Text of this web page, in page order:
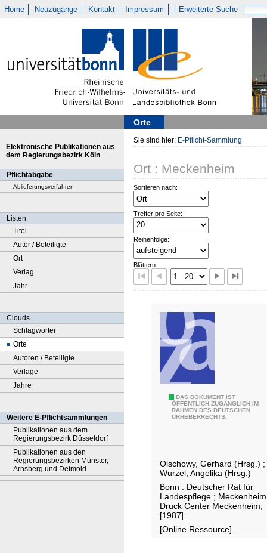
Home Neuzugänge Kontakt Impressum Erweiterte Suche
Orte
Elektronische Publikationen aus
dem Regierungsbezirk Köln
Pflichtabgabe
Ablieferungsverfahren
Listen
Titel
Autor / Beteiligte
Ort
Verlag
Jahr
Clouds
Schlagwörter
Orte
Autoren / Beteiligte
Verlage
Jahre
Weitere E-Pflichtsammlungen
Publikationen aus dem
Regierungsbezirk Düsseldorf
Publikationen aus den
Regierungsbezirken Münster,
Arnsberg und Detmold
Sie sind hier: E-Pflicht-Sammlung
Ort : Meckenheim
Sortieren nach:
Treffer pro Seite:
Reihenfolge:
Blättern:
DAS DOKUMENT IST
ÖFFENTLICH ZUGÄNGLICH IM
RAHMEN DES DEUTSCHEN
URHEBERRECHTS.
r
e
D
e
u
t
Olschowy, Gerhard (Hrsg.) ;
Wurzel, Angelika (Hrsg.)
Bonn : Deutscher Rat für
Landespflege ;
Druck Center Meckenheim,
[1987]
[Online Ressource]